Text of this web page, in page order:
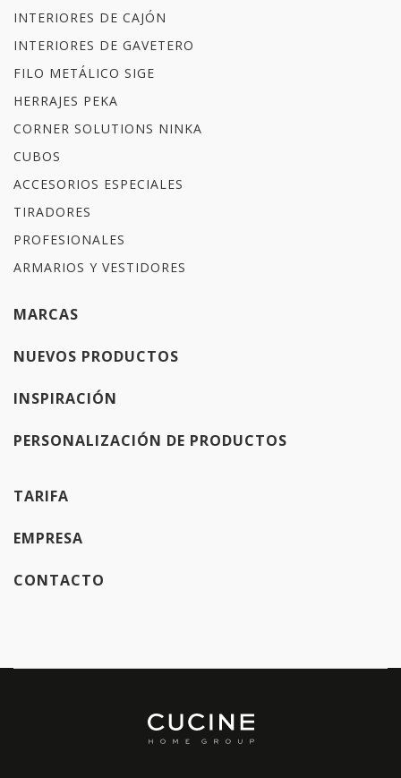
INTERIORES DE CAJÓN
INTERIORES DE GAVETERO
FILO METÁLICO SIGE
HERRAJES PEKA
CORNER SOLUTIONS NINKA
CUBOS
ACCESORIOS ESPECIALES
TIRADORES
PROFESIONALES
ARMARIOS Y VESTIDORES
MARCAS
NUEVOS PRODUCTOS
INSPIRACIÓN
PERSONALIZACIÓN DE PRODUCTOS
TARIFA
EMPRESA
CONTACTO